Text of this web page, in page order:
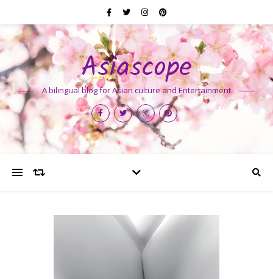
Asiascope
A bilingual blog for Asian culture and Entertainment